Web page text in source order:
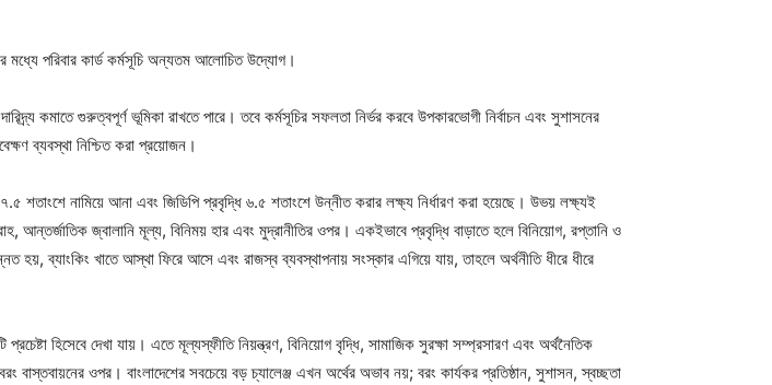
মধ্যে পরিবার কার্ড কর্মসূচি অন্যতম আলোচিত উদ্যোগ।
কমাতে গুরুত্বপূর্ণ ভূমিকা রাখতে পারে। তবে কর্মসূচির সফলতা নির্ভর করবে উপকারভোগী নির্বাচন এবং সুশাসনের
ব্যবস্থা নিশ্চিত করা প্রয়োজন।
নামিয়ে আনা এবং জিডিপি প্রবৃদ্ধি ৬.৫ শতাংশে উন্নীত করার লক্ষ্য নির্ধারণ করা হয়েছে। উভয় লক্ষ্যই
আন্তর্জাতিক জ্বালানি মূল্য, বিনিময় হার এবং মুদ্রানীতির ওপর। একইভাবে প্রবৃদ্ধি বাড়াতে হলে বিনিয়োগ, রপ্তানি ও
ব্যাংকিং খাতে আস্থা ফিরে আসে এবং রাজস্ব ব্যবস্থাপনায় সংস্কার এগিয়ে যায়, তাহলে অর্থনীতি ধীরে ধীরে
হিসেবে দেখা যায়। এতে মূল্যস্ফীতি নিয়ন্ত্রণ, বিনিয়োগ বৃদ্ধি, সামাজিক সুরক্ষা সম্প্রসারণ এবং অর্থনৈতিক
ওপর। বাংলাদেশের সবচেয়ে বড় চ্যালেঞ্জ এখন অর্থের অভাব নয়; বরং কার্যকর প্রতিষ্ঠান, সুশাসন, স্বচ্ছতা